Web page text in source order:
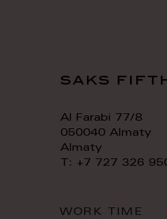
saks
Al Farabi 77/8
050040 Almaty
Almaty
T: +7 727 326
WORK TIME